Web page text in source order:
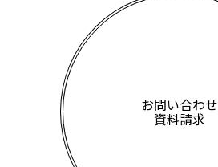
お問い合わせ
資料請求